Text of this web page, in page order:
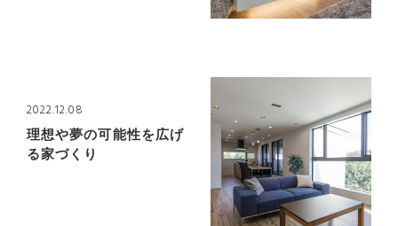
2022.12.08
理想や夢の可能性を広げ
る家づくり